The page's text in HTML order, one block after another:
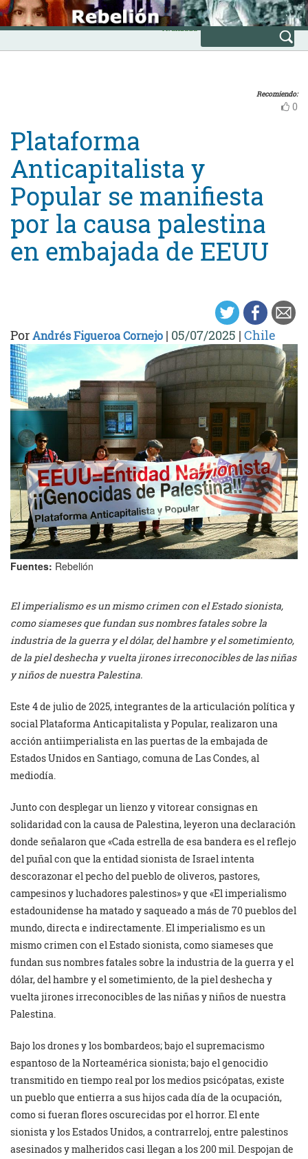
Skip
to
content
INICIO
Avanzada
Recomiendo:
0
Plataforma
Anticapitalista y
Popular se manifiesta
por la causa palestina
en embajada de EEUU
PorAndrés Figueroa Cornejo | 05/07/2025 | Chile
Fuentes: Rebelión
El imperialismo es un mismo crimen con el Estado sionista,
como siameses que fundan sus nombres fatales sobre la
industria de la guerra y el dólar, del hambre y el sometimiento,
de la piel deshecha y vuelta jirones irreconocibles de las niñas
y niños de nuestra Palestina.
Este 4 de julio de 2025, integrantes de la articulación política y
social Plataforma Anticapitalista y Popular, realizaron una
acción antiimperialista en las puertas de la embajada de
Estados Unidos en Santiago, comuna de Las Condes, al
mediodía.
Junto con desplegar un lienzo y vitorear consignas en
solidaridad con la causa de Palestina, leyeron una declaración
donde señalaron que «Cada estrella de esa bandera es el reflejo
del puñal con que la entidad sionista de Israel intenta
descorazonar el pecho del pueblo de oliveros, pastores,
campesinos y luchadores palestinos» y que «El imperialismo
estadounidense ha matado y saqueado a más de 70 pueblos del
mundo, directa e indirectamente. El imperialismo es un
mismo crimen con el Estado sionista, como siameses que
fundan sus nombres fatales sobre la industria de la guerra y el
dólar, del hambre y el sometimiento, de la piel deshecha y
vuelta jirones irreconocibles de las niñas y niños de nuestra
Palestina.
Bajo los drones y los bombardeos; bajo el supremacismo
espantoso de la Norteamérica sionista; bajo el genocidio
transmitido en tiempo real por los medios psicópatas, existe
un pueblo que entierra a sus hijos cada día de la ocupación,
como si fueran flores oscurecidas por el horror. El ente
sionista y los Estados Unidos, a contrarreloj, entre palestinos
asesinados y malheridos casi llegan a los 200 mil. Despojan de